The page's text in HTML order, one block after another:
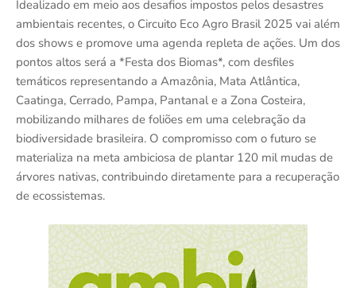
Idealizado em meio aos desafios impostos pelos desastres
ambientais recentes, o Circuito Eco Agro Brasil 2025 vai além
dos shows e promove uma agenda repleta de ações. Um dos
pontos altos será a *Festa dos Biomas*, com desfiles
temáticos representando a Amazônia, Mata Atlântica,
Caatinga, Cerrado, Pampa, Pantanal e a Zona Costeira,
mobilizando milhares de foliões em uma celebração da
biodiversidade brasileira. O compromisso com o futuro se
materializa na meta ambiciosa de plantar 120 mil mudas de
árvores nativas, contribuindo diretamente para a recuperação
de ecossistemas.